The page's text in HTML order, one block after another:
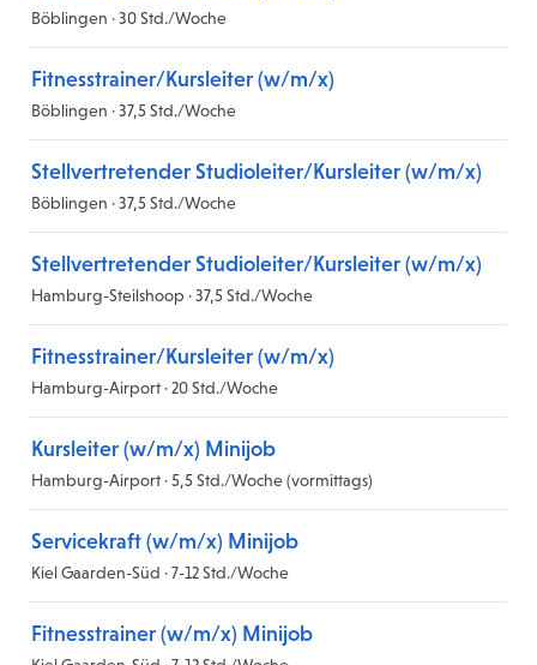
Böblingen · 30 Std./Woche
Fitnesstrainer/Kursleiter (w/m/x)
Böblingen · 37,5 Std./Woche
Stellvertretender Studioleiter/Kursleiter (w/m/x)
Böblingen · 37,5 Std./Woche
Stellvertretender Studioleiter/Kursleiter (w/m/x)
Hamburg-Steilshoop · 37,5 Std./Woche
Fitnesstrainer/Kursleiter (w/m/x)
Hamburg-Airport · 20 Std./Woche
Kursleiter (w/m/x) Minijob
Hamburg-Airport · 5,5 Std./Woche (vormittags)
Servicekraft (w/m/x) Minijob
Kiel Gaarden-Süd · 7-12 Std./Woche
Fitnesstrainer (w/m/x) Minijob